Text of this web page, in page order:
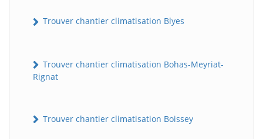
Trouver chantier climatisation Blyes
Trouver chantier climatisation Bohas-Meyriat-
Rignat
Trouver chantier climatisation Boissey